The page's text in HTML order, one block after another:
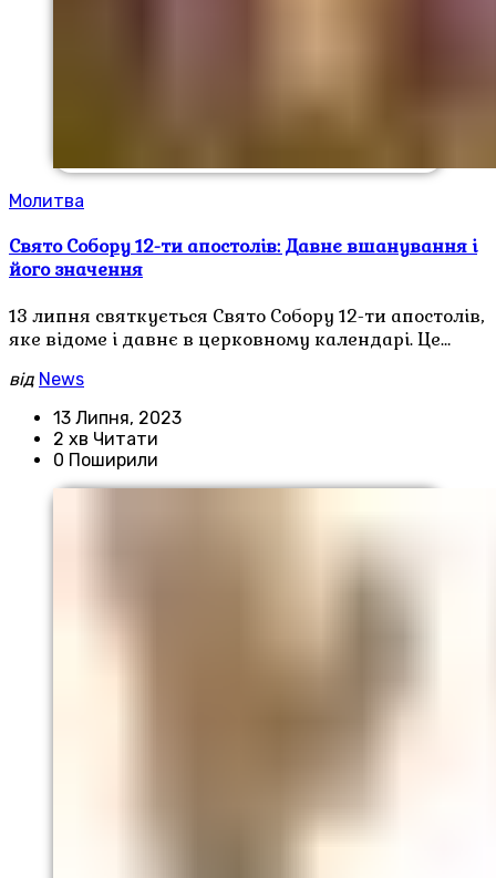
Молитва
Свято Собору 12-ти апостолів: Давнє вшанування і
його значення
13 липня святкується Свято Собору 12-ти апостолів,
яке відоме і давнє в церковному календарі. Це…
від News
13 Липня, 2023
2 хв Читати
0 Поширили